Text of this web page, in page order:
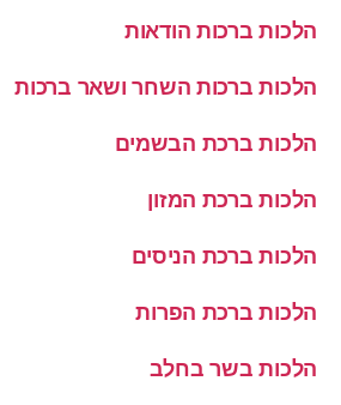
הלכות ברכות הודאות
הלכות ברכות השחר ושאר ברכות
הלכות ברכת הבשמים
הלכות ברכת המזון
הלכות ברכת הניסים
הלכות ברכת הפרות
הלכות בשר בחלב